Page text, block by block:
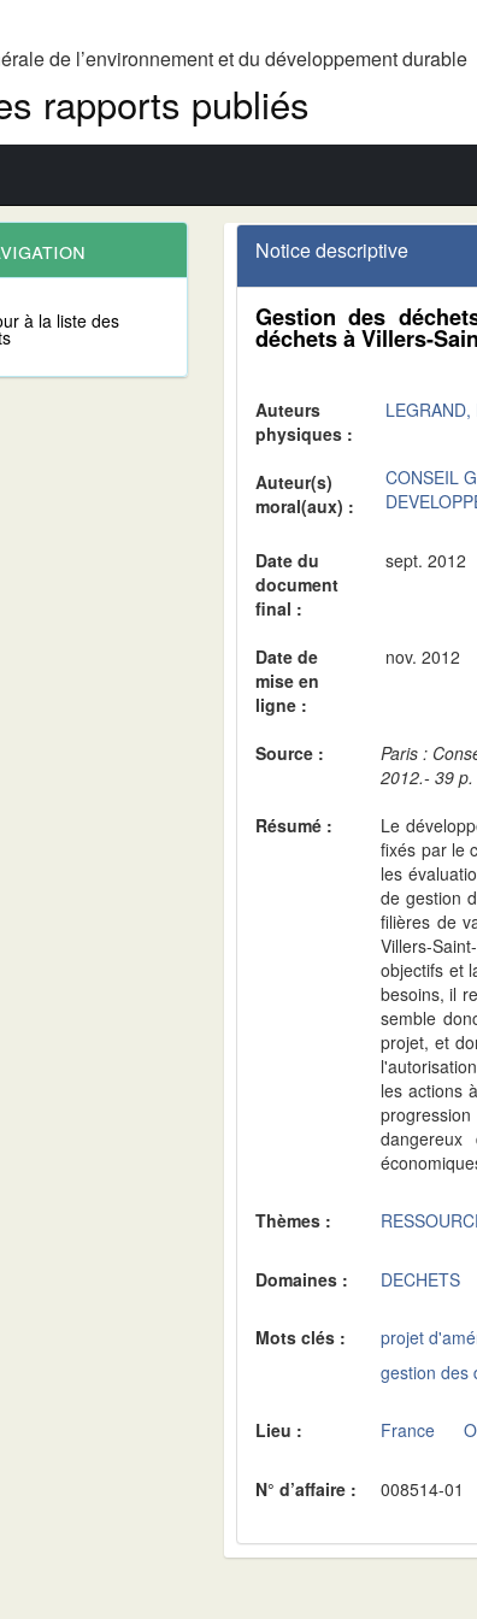
de l’environnement et du développement durable
rapports publiés
à la liste des
Notice descriptive
Gestion des
déchets à Villers-
Auteurs
physiques :
LEGRAND,
Auteur(s)
moral(aux) :
CONSEIL
Date du
document
final :
sept. 2012
Date de
mise en
ligne :
nov. 2012
Source :
Paris :
2012.- 39 p.
Résumé :
Le
fixés par le
les
de gestion
filières de
Villers-
objectifs et
besoins, il
semble
projet, et
les actions
Thèmes :
Domaines : DECHETS
Mots clés : projet
gestion des
Lieu : France
N° d’affaire : 008514-01